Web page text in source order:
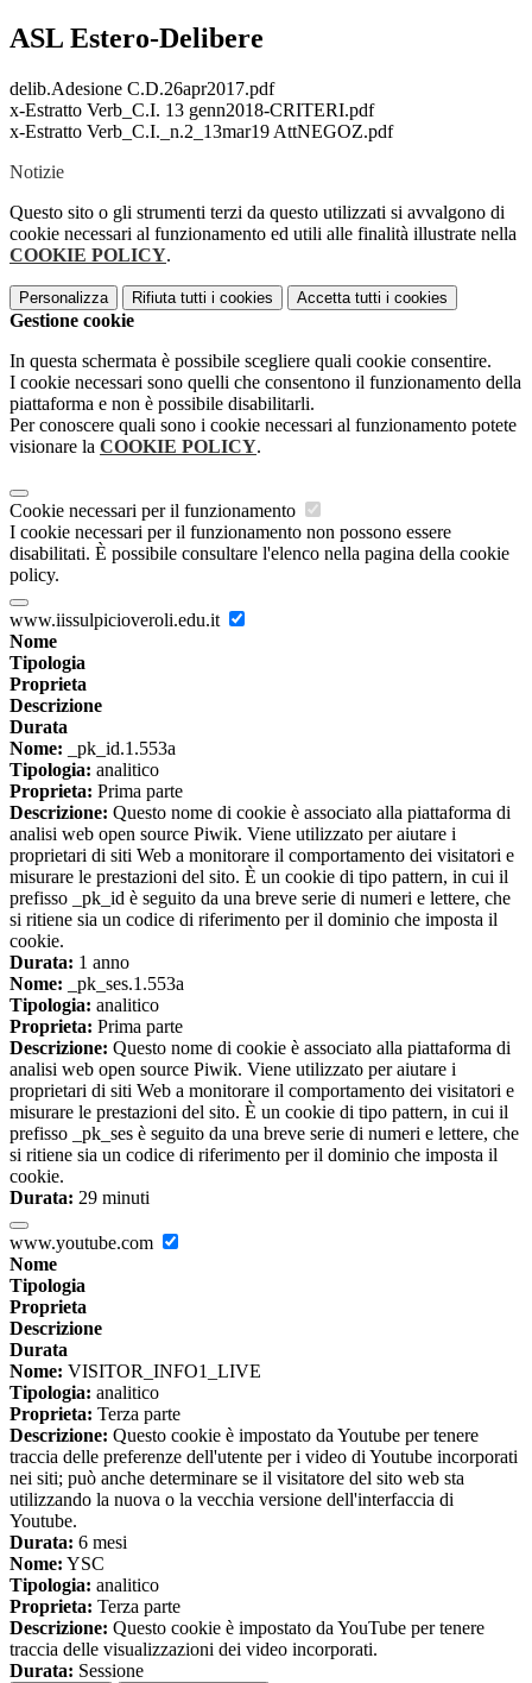
ASL Estero-Delibere
delib.Adesione C.D.26apr2017.pdf
x-Estratto Verb_C.I. 13 genn2018-CRITERI.pdf
x-Estratto Verb_C.I._n.2_13mar19 AttNEGOZ.pdf
Notizie
Questo sito o gli strumenti terzi da questo utilizzati si avvalgono di
cookie necessari al funzionamento ed utili alle finalità illustrate nella
COOKIE POLICY.
Personalizza Rifiuta tutti i cookies Accetta tutti i cookies
Gestione cookie
In questa schermata è possibile scegliere quali cookie consentire.
I cookie necessari sono quelli che consentono il funzionamento della
piattaforma e non è possibile disabilitarli.
Per conoscere quali sono i cookie necessari al funzionamento potete
visionare la COOKIE POLICY.
Cookie necessari per il funzionamento
I cookie necessari per il funzionamento non possono essere
disabilitati. È possibile consultare l'elenco nella pagina della cookie
policy.
www.iissulpicioveroli.edu.it
Nome
Tipologia
Proprieta
Descrizione
Durata
Nome: _pk_id.1.553a
Tipologia: analitico
Proprieta: Prima parte
Descrizione: Questo nome di cookie è associato alla piattaforma di
analisi web open source Piwik. Viene utilizzato per aiutare i
proprietari di siti Web a monitorare il comportamento dei visitatori e
misurare le prestazioni del sito. È un cookie di tipo pattern, in cui il
prefisso _pk_id è seguito da una breve serie di numeri e lettere, che
si ritiene sia un codice di riferimento per il dominio che imposta il
cookie.
Durata: 1 anno
Nome: _pk_ses.1.553a
Tipologia: analitico
Proprieta: Prima parte
Descrizione: Questo nome di cookie è associato alla piattaforma di
analisi web open source Piwik. Viene utilizzato per aiutare i
proprietari di siti Web a monitorare il comportamento dei visitatori e
misurare le prestazioni del sito. È un cookie di tipo pattern, in cui il
prefisso _pk_ses è seguito da una breve serie di numeri e lettere, che
si ritiene sia un codice di riferimento per il dominio che imposta il
cookie.
Durata: 29 minuti
www.youtube.com
Nome
Tipologia
Proprieta
Descrizione
Durata
Nome: VISITOR_INFO1_LIVE
Tipologia: analitico
Proprieta: Terza parte
Descrizione: Questo cookie è impostato da Youtube per tenere
traccia delle preferenze dell'utente per i video di Youtube incorporati
nei siti; può anche determinare se il visitatore del sito web sta
utilizzando la nuova o la vecchia versione dell'interfaccia di
Youtube.
Durata: 6 mesi
Nome: YSC
Tipologia: analitico
Proprieta: Terza parte
Descrizione: Questo cookie è impostato da YouTube per tenere
traccia delle visualizzazioni dei video incorporati.
Durata: Sessione